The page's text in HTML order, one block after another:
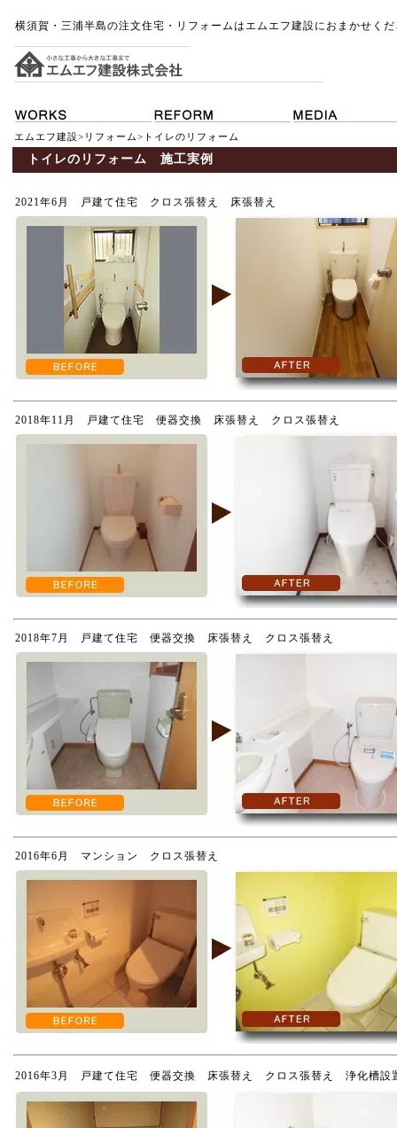
横須賀・三浦半島の注文住宅・リフォームはエムエフ建設におまかせく
エムエフ建設> リフォーム>トイレのリフォーム
トイレのリフォーム 施工実例
2021年6月 戸建て住宅 クロス張替え 床張替え
2018年11月 戸建て住宅 便器交換 床張替え クロス張替え
2018年7月 戸建て住宅 便器交換 床張替え クロス張替え
2016年6月 マンション クロス張替え
2016年3月 戸建て住宅 便器交換 床張替え クロス張替え 浄化槽設